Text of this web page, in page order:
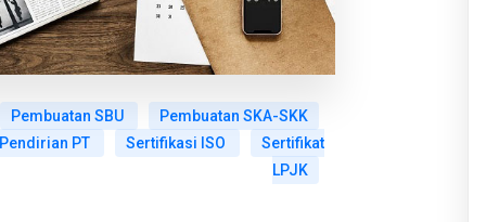
Pembuatan SBU
Pembuatan SKA-SKK
Pendirian PT
Sertifikasi ISO
Sertifikat
LPJK